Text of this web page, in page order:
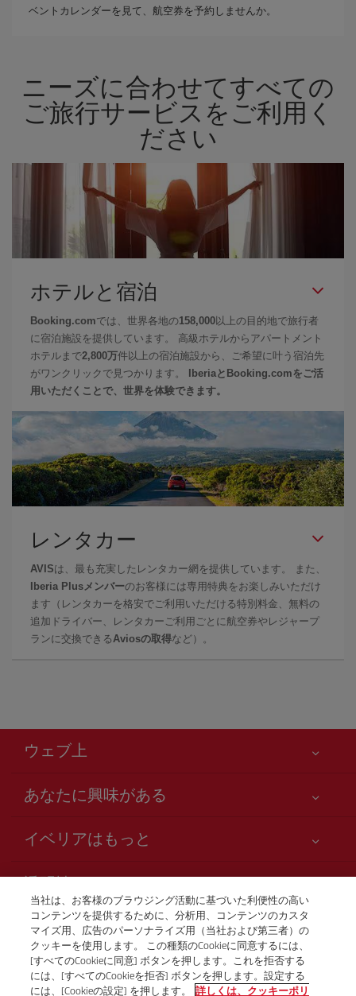
ベントカレンダーを見て、航空券を予約しませんか。
ニーズに合わせてすべての
ご旅行サービスをご利用く
ださい
ホテルと宿泊
Booking.comでは、世界各地の158,000 以上の目的地で旅行者
に宿泊施設を提供しています。 高級ホテルからアパートメント
ホテルまで2,800万件以上の宿泊施設から、ご希望に叶う宿泊先
がワンクリックで見つかります。
IberiaとBooking.comをご活
用いただくことで、世界を体験できます。
レンタカー
AVISは、最も充実したレンタカー網を提供しています。 また、
Iberia Plusメンバーのお客様には専用特典をお楽しみいただけ
ます（レンタカーを格安でご利用いただける特別料金、無料の
追加ドライバー、レンタカーご利用ごとに航空券やレジャープ
ランに交換できる Aviosの取得など）。
ウェブ上
あなたに興味がある
アクセシビリティの宣言
サービスのお約束
Iberia.com サイトマップ
イベリアはもっと
イベリアグループ
株主および投資家向け情報
Iberia の提携航空会社
British Airways
透明性
利用規約
運送約款
ご搭乗者の権利
プログラム Club Iberia の一般規約
お電話での航空券販売
+81 0 3 3298 5238
Tokio
月曜日～金曜日、午前9時～午後5時（スペイン語、英語、日
当社は、お客様のブラウジング活動に基づいた利便性の高い
コンテンツを提供するために、分析用、コンテンツのカスタ
マイズ用、広告のパーソナライズ用（当社および第三者）の
クッキーを使用します。 この種類のCookieに同意するには、
[すべてのCookieに同意] ボタンを押します。これを拒否する
には、[すべてのCookieを拒否] ボタンを押します。設定する
には、[Cookieの設定] を押します。
詳しくは、クッキーポリ